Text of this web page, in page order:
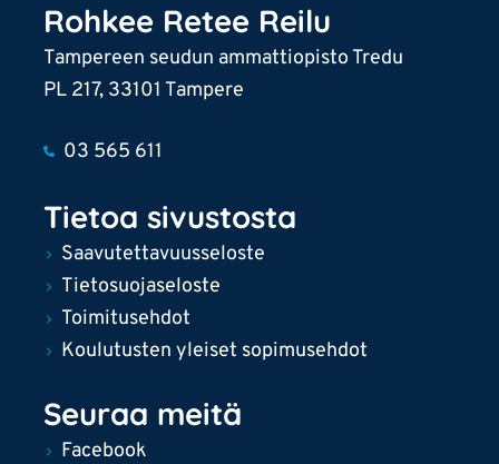
Rohkee Retee Reilu
Tampereen seudun ammattiopisto Tredu
PL 217, 33101 Tampere
03 565 611
Tietoa sivustosta
Saavutettavuusseloste
Tietosuojaseloste
Toimitusehdot
Koulutusten yleiset sopimusehdot
Seuraa meitä
Facebook